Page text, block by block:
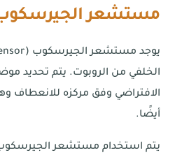
مستشعر
الخلفي من الروبوت. يتم تحديد
الافتراضي وفق مركزه للانعطاف
أيضًا.
يتم استخدام مستشعر الجيرسكوب